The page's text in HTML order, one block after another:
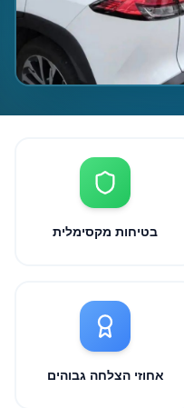
בטיחות מקסימלית
אחוזי הצלחה גבוהים